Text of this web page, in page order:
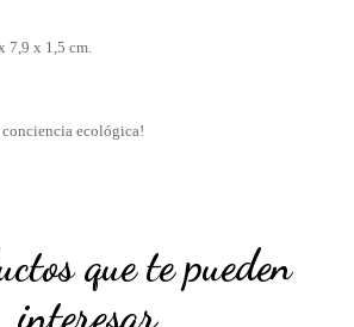
7,9 x 1,5 cm.
ecológica!
que te pueden
interesar